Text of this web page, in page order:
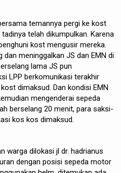
temannya pergi ke kost
telah dikumpulkan. Karena
kost mengusir mereka.
dan meninggalkan JS dan EMN di
lama JS pun
LPP berkomunikasi terakhir
dimaksud. Dan kondisi EMN
mengenderai sepeda
berselang 20 menit, para saksi-
kos kos dimaksud.
warga dilokasi jl dr. hadrianus
dengan posisi sepeda motor